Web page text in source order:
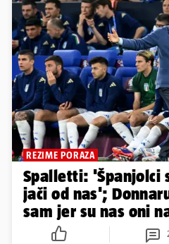
REZIME PORAZA
Spalletti: 'Španjolci
jači od nas';
sam jer su nas oni